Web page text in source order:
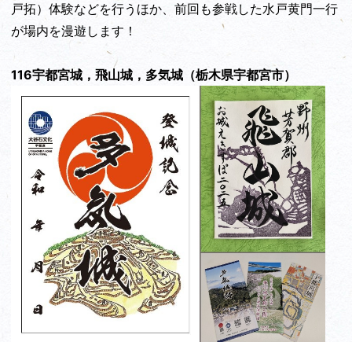
戸拓）体験などを行うほか、前回も参戦した水戸黄門一行
が場内を漫遊します！
116宇都宮城，飛山城，多気城（栃木県宇都宮市）